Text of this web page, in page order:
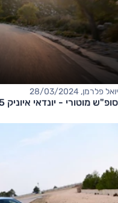
יואל פלרמן, 28/03/2024
סופ"ש מוטורי - יונדאי איוניק 5 N בכביש